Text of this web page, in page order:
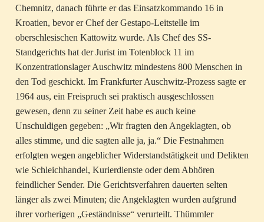
Chemnitz, danach führte er das Einsatzkommando 16 in
Kroatien, bevor er Chef der Gestapo-Leitstelle im
oberschlesischen Kattowitz wurde. Als Chef des SS-
Standgerichts hat der Jurist im Totenblock 11 im
Konzentrationslager Auschwitz mindestens 800 Menschen in
den Tod geschickt. Im Frankfurter Auschwitz-Prozess sagte er
1964 aus, ein Freispruch sei praktisch ausgeschlossen
gewesen, denn zu seiner Zeit habe es auch keine
Unschuldigen gegeben: „Wir fragten den Angeklagten, ob
alles stimme, und die sagten alle ja, ja.“ Die Festnahmen
erfolgten wegen angeblicher Widerstandstätigkeit und Delikten
wie Schleichhandel, Kurierdienste oder dem Abhören
feindlicher Sender. Die Gerichtsverfahren dauerten selten
länger als zwei Minuten; die Angeklagten wurden aufgrund
ihrer vorherigen „Geständnisse“ verurteilt. Thümmler